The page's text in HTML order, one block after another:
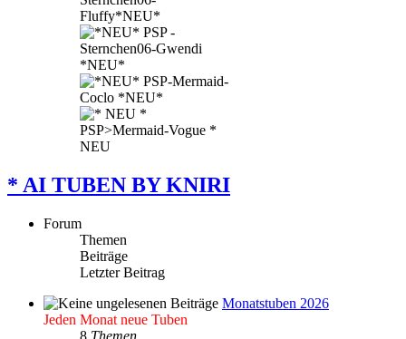
* AI TUBEN BY KNIRI
Forum
Themen
Beiträge
Letzter Beitrag
Monatstuben 2026
Jeden Monat neue Tuben
8 Themen